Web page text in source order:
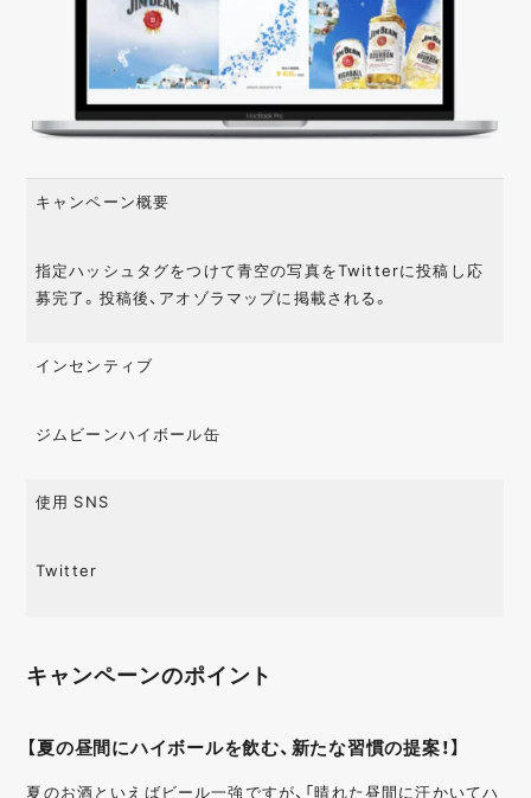
キャンペーン概要
指定ハッシュタグをつけて青空の写真をTwitterに投稿し応
募完了。投稿後、アオゾラマップに掲載される。
インセンティブ
ジムビーンハイボール缶
使用 SNS
Twitter
キャンペーンのポイント
【夏の昼間にハイボールを飲む、新たな習慣の提案！】
夏のお酒といえばビール一強ですが、「晴れた昼間に汗かいてハ